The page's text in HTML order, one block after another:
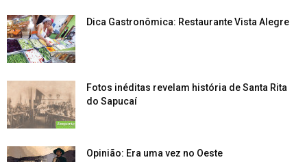
Dica Gastronômica: Restaurante Vista Alegre
Fotos inéditas revelam história de Santa Rita
do Sapucaí
Opinião: Era uma vez no Oeste